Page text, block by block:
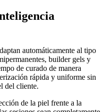
automáticamente al tipo
builder gels y
de curado de manera
rápida y uniforme sin
del cliente.
de la piel frente a la